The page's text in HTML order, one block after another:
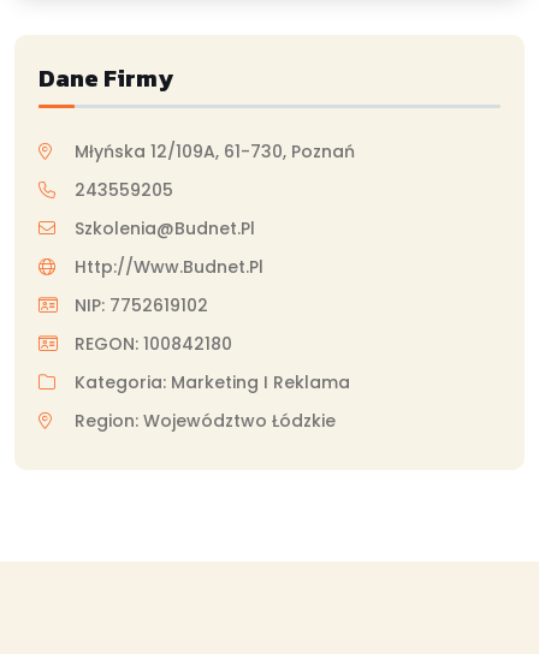
Dane Firmy
Młyńska 12/109A, 61-730, Poznań
243559205
Szkolenia@budnet.pl
Http://www.budnet.pl
NIP: 7752619102
REGON: 100842180
Kategoria: Marketing I Reklama
Region: Województwo Łódzkie